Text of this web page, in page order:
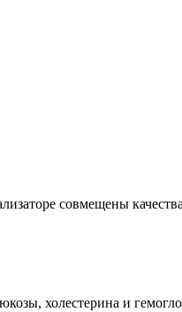
совмещены
холестерина и